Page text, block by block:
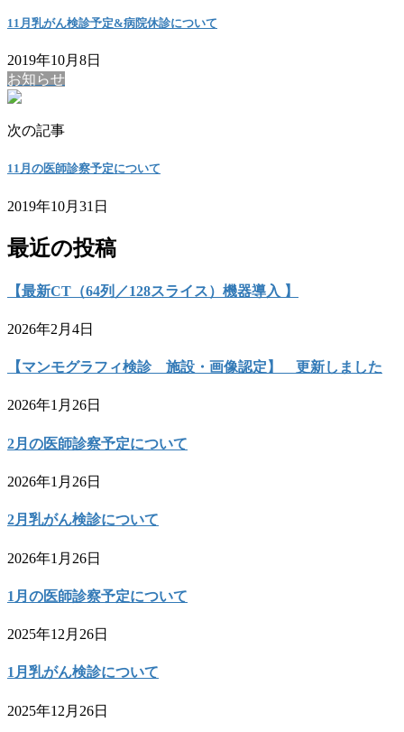
11月乳がん検診予定&病院休診について
2019年10月8日
お知らせ
次の記事
11月の医師診察予定について
2019年10月31日
最近の投稿
【最新CT（64列／128スライス）機器導入 】
2026年2月4日
【マンモグラフィ検診 施設・画像認定】 更新しました
2026年1月26日
2月の医師診察予定について
2026年1月26日
2月乳がん検診について
2026年1月26日
1月の医師診察予定について
2025年12月26日
1月乳がん検診について
2025年12月26日